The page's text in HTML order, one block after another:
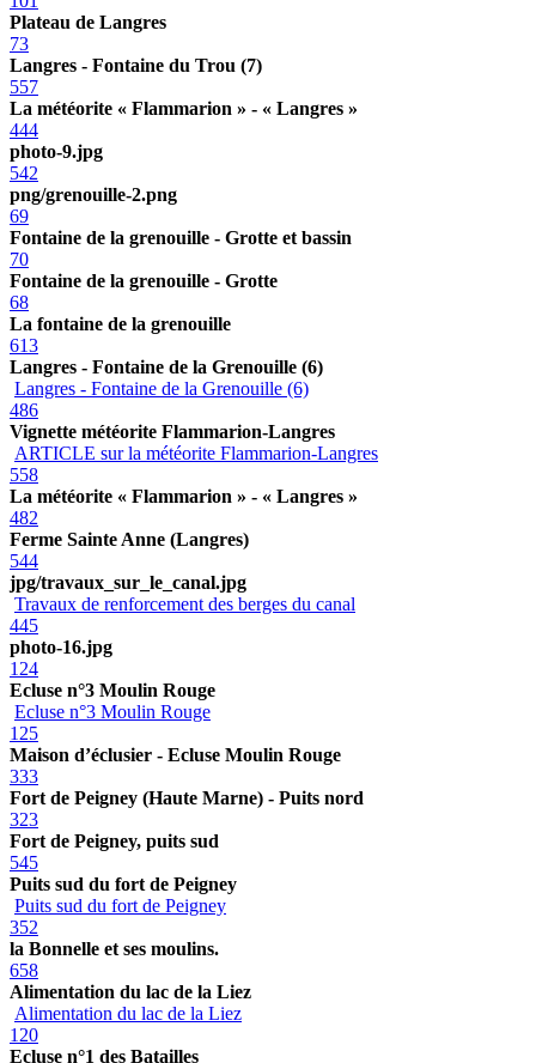
Plateau de Langres
73
Langres - Fontaine du Trou (7)
557
La météorite « Flammarion » - « Langres »
444
photo-9.jpg
542
png/grenouille-2.png
69
Fontaine de la grenouille - Grotte et bassin
70
Fontaine de la grenouille - Grotte
68
La fontaine de la grenouille
613
Langres - Fontaine de la Grenouille (6)
Langres - Fontaine de la Grenouille (6)
486
Vignette météorite Flammarion-Langres
ARTICLE sur la météorite Flammarion-Langres
558
La météorite « Flammarion » - « Langres »
482
Ferme Sainte Anne (Langres)
544
jpg/travaux_sur_le_canal.jpg
Travaux de renforcement des berges du canal
445
photo-16.jpg
124
Ecluse n°3 Moulin Rouge
Ecluse n°3 Moulin Rouge
125
Maison d’éclusier - Ecluse Moulin Rouge
333
Fort de Peigney (Haute Marne) - Puits nord
323
Fort de Peigney, puits sud
545
Puits sud du fort de Peigney
Puits sud du fort de Peigney
352
la Bonnelle et ses moulins.
658
Alimentation du lac de la Liez
Alimentation du lac de la Liez
120
Ecluse n°1 des Batailles